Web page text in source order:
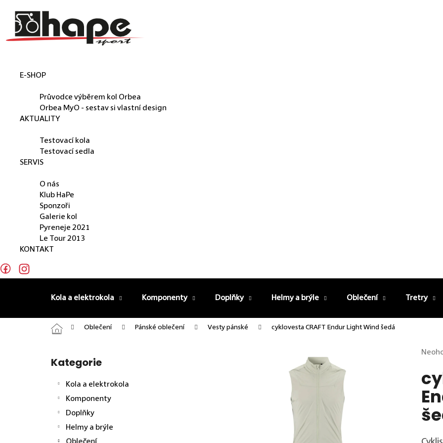
E-SHOP
Průvodce výběrem kol Orbea
Orbea MyO - sestav si vlastní design
AKTUALITY
Testovací kola
Testovací sedla
SERVIS
O nás
Klub HaPe
Sponzoři
Galerie kol
Pyreneje 2021
Le Tour 2013
KONTAKT
Kola a elektrokola Komponenty Doplňky Helmy a brýle Oblečení Tretry
Domů Oblečení Pánské oblečení Vesty pánské cyklovesta CRAFT Endur Light Wind šedá
Přeskočit kategorie
Kategorie
Kola a elektrokola
Komponenty
Doplňky
Helmy a brýle
Košík
Zpět
do
Zpět
do